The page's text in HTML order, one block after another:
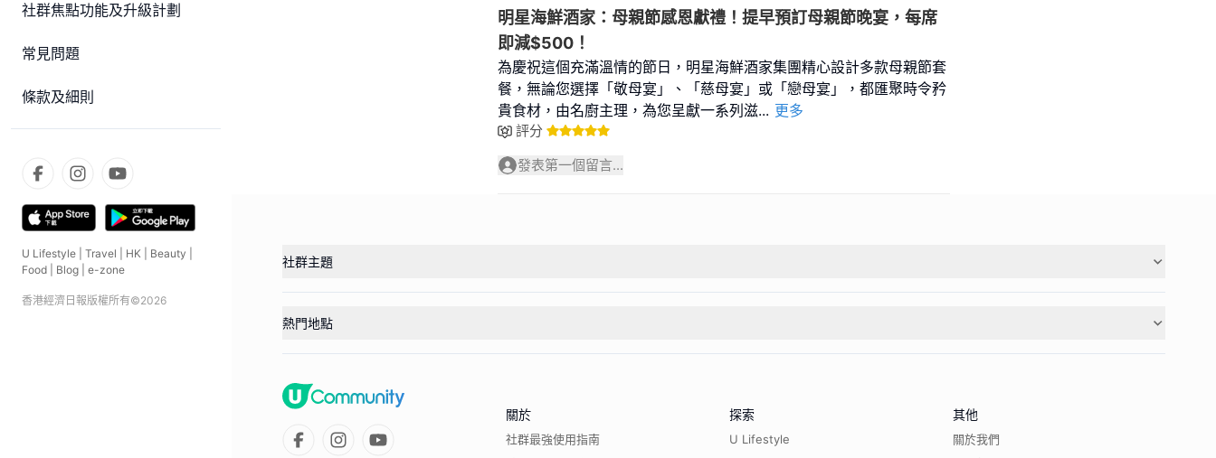
社群焦點功能及升級計劃
常見問題
條款及細則
U Lifestyle Travel HK Beauty
Food
Blog e-zone
香港經濟日報版權所有©2026
明星海鮮酒家：母親節感恩獻禮！提早預訂母親節晚宴，每席
即減$500！
為慶祝這個充滿溫情的節日，明星海鮮酒家集團精心設計多款母親節套
餐，無論您選擇「敬母宴」、「慈母宴」或「戀母宴」，都匯聚時令矜
貴食材，由名廚主理，為您呈獻一系列滋... 更多
評分
發表第一個留言...
社群主題
熱門地點
關於
社群最強使用指南
探索
U Lifestyle
其他
關於我們